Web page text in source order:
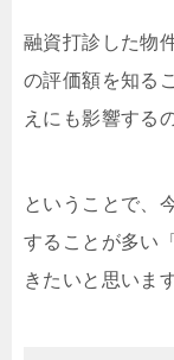
融資打診した物
の評価額を知る
えにも影響する
ということで、
することが多い
きたいと思います